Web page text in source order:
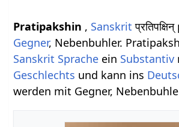
Pratipakshin , Sanskrit
Gegner, Nebenbuhler.
Sanskrit Sprache ein Substantiv
Geschlechts und kann ins
werden mit Gegner,